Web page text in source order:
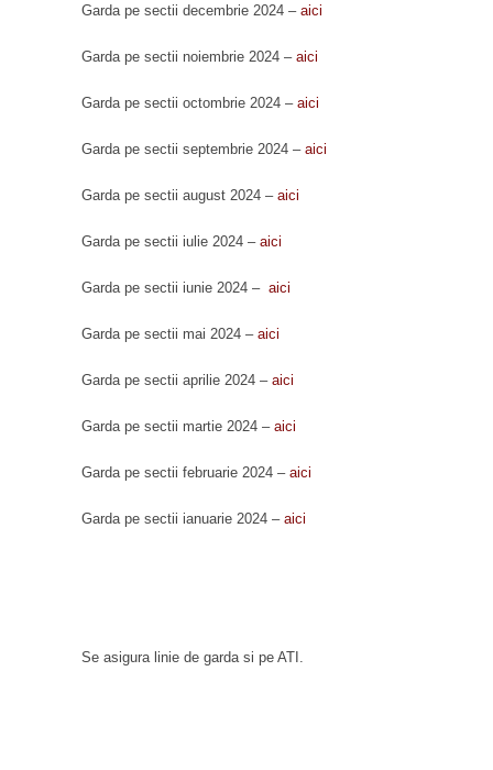
Garda pe sectii decembrie 2024 – aici
Garda pe sectii noiembrie 2024 – aici
Garda pe sectii octombrie 2024 – aici
Garda pe sectii septembrie 2024 – aici
Garda pe sectii august 2024 – aici
Garda pe sectii iulie 2024 – aici
Garda pe sectii iunie 2024 – aici
Garda pe sectii mai 2024 – aici
Garda pe sectii aprilie 2024 – aici
Garda pe sectii martie 2024 – aici
Garda pe sectii februarie 2024 – aici
Garda pe sectii ianuarie 2024 – aici
Se asigura linie de garda si pe ATI.